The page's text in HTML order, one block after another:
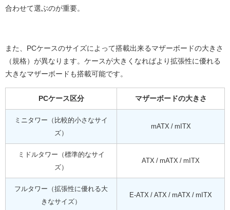
合わせて選ぶのが重要。
また、PCケースのサイズによって搭載出来るマザーボードの大きさ
（規格）が異なります。ケースが大きくなればより拡張性に優れる
大きなマザーボードも搭載可能です。
PCケース区分 マザーボードの大きさ
ミニタワー（比較的小さなサイ
ズ）
mATX / mITX
ミドルタワー（標準的なサイ
ズ）
ATX / mATX / mITX
フルタワー（拡張性に優れる大
きなサイズ）
E-ATX / ATX / mATX / mITX